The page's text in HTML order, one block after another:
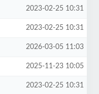
2023-02-25 10:31
2023-02-25 10:31
2026-03-05 11:03
2025-11-23 10:05
2023-02-25 10:31